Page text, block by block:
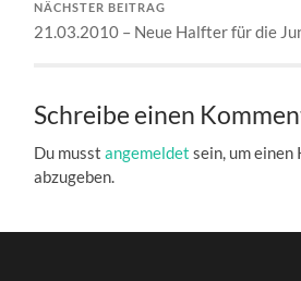
NÄCHSTER BEITRAG
21.03.2010 – Neue Halfter für die
Schreibe einen
Du musstangemeldet sein, um einen
abzugeben.